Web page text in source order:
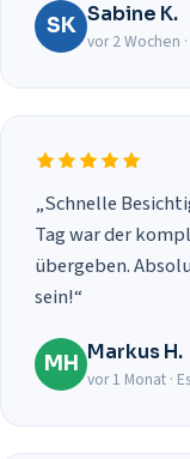
SK Sabine K.
vor 2 Wochen
„Schnelle
Tag war der
übergeben.
sein!“
MH Markus H.
vor 1 Monat ·